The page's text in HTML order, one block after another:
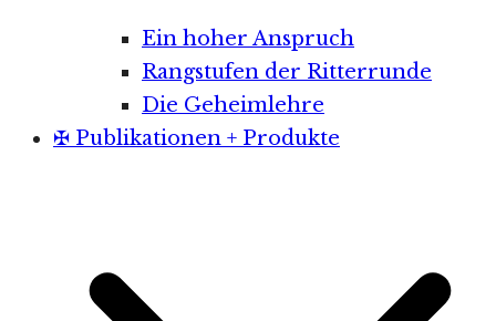
Ein hoher Anspruch
Rangstufen der Ritterrunde
Die Geheimlehre
✠ Publikationen + Produkte